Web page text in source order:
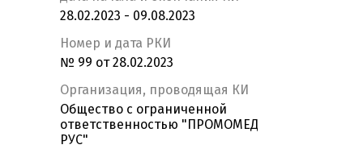
28.02.2023 - 09.08.2023
Номер и дата РКИ
№ 99 от 28.02.2023
Организация, проводящая КИ
Общество с ограниченной
ответственностью "ПРОМОМЕД
РУС"